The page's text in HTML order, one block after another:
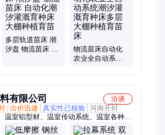
多层轨道苗床 潮
汐盘 物流苗床 自
物流苗床自动化
农业全自动系统
有限公司
洽谈
出价迅速 真实性已核验 河南开封
温室铝型材、温室传动系统、温室各种材